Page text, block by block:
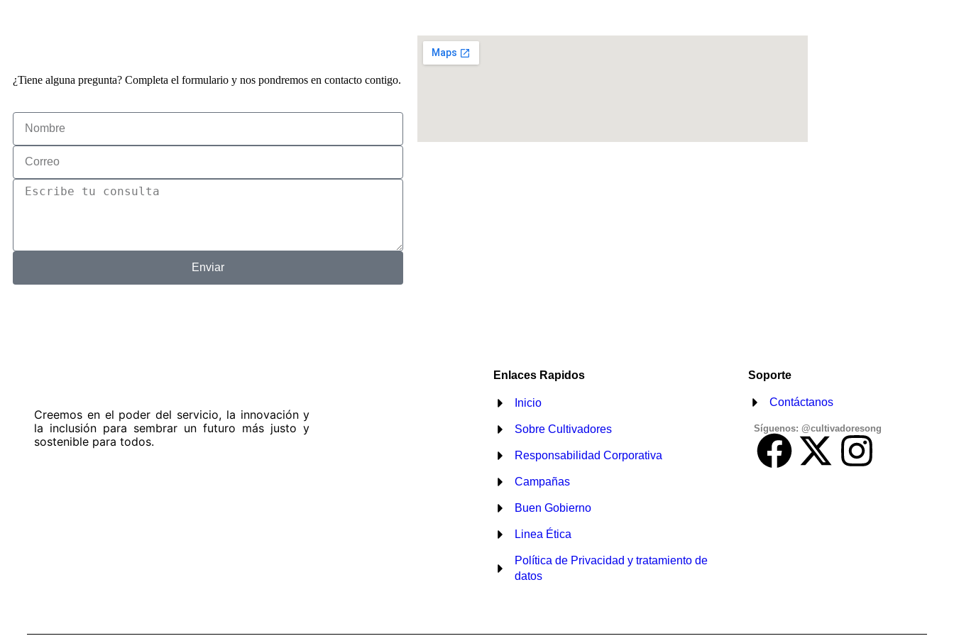
¿Tiene alguna pregunta? Completa el formulario y nos pondremos en contacto contigo.
Enviar
Creemos en el poder del servicio, la innovación y
la inclusión para sembrar un futuro más justo y
sostenible para todos.
Enlaces Rapidos
Inicio
Sobre Cultivadores
Responsabilidad Corporativa
Campañas
Buen Gobierno
Linea Ética
Política de Privacidad y tratamiento de
datos
Soporte
Contáctanos
Síguenos: @cultivadoresong